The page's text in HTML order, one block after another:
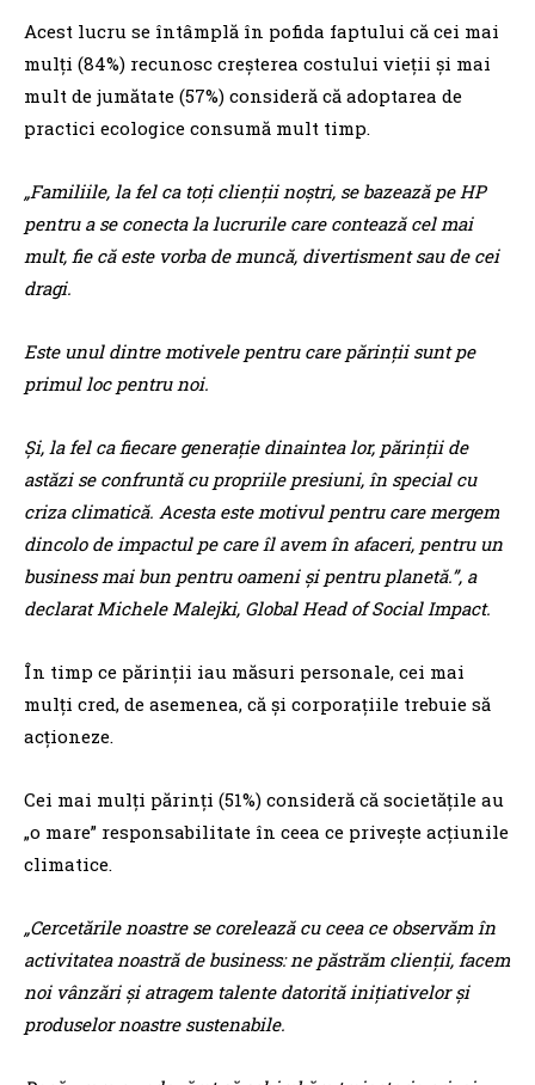
Acest lucru se întâmplă în pofida faptului că cei mai
mulţi (84%) recunosc creşterea costului vieţii şi mai
mult de jumătate (57%) consideră că adoptarea de
practici ecologice consumă mult timp.
„Familiile, la fel ca toţi clienţii noştri, se bazează pe HP
pentru a se conecta la lucrurile care contează cel mai
mult, fie că este vorba de muncă, divertisment sau de cei
dragi.
Este unul dintre motivele pentru care părinţii sunt pe
primul loc pentru noi.
Şi, la fel ca fiecare generaţie dinaintea lor, părinţii de
astăzi se confruntă cu propriile presiuni, în special cu
criza climatică. Acesta este motivul pentru care mergem
dincolo de impactul pe care îl avem în afaceri, pentru un
business mai bun pentru oameni şi pentru planetă.”, a
declarat Michele Malejki, Global Head of Social Impact.
În timp ce părinţii iau măsuri personale, cei mai
mulţi cred, de asemenea, că şi corporaţiile trebuie să
acţioneze.
Cei mai mulţi părinţi (51%) consideră că societăţile au
„o mare” responsabilitate în ceea ce priveşte acţiunile
climatice.
„Cercetările noastre se corelează cu ceea ce observăm în
activitatea noastră de business: ne păstrăm clienţii, facem
noi vânzări şi atragem talente datorită iniţiativelor şi
produselor noastre sustenabile.